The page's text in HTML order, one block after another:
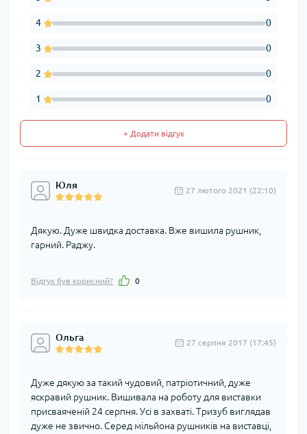
4 0
3 0
2 0
1 0
+ Додати відгук
Юля 27 лютого 2021 (22:10)
Дякую. Дуже швидка доставка. Вже вишила рушник,
гарний. Раджу.
Відгук був корисний? 0
Ольга 27 серпня 2017 (17:45)
Дуже дякую за такий чудовий, патріотичний, дуже
яскравий рушник. Вишивала на роботу для виставки
присваяченій 24 серпня. Усі в захваті. Тризуб виглядав
дуже не звично. Серед мільйона рушників на виставці,